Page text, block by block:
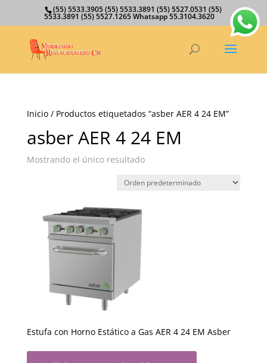
(55) 5533.3905 (55) 5533.3891 (55) 5527.0531 (55)
5533.3891 (55) 5527.1265 Whatsapp 55.3104.3620
Inicio/ Productos etiquetados “asber AER 4 24 EM”
asber AER 4 24 EM
Mostrando el único resultado
Estufa con Horno Estático a Gas AER 4 24 EM Asber